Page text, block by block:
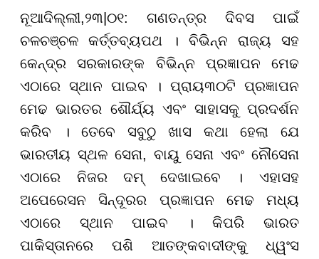
ନୂଆଦିଲ୍ଲୀ,୨୩|୦୧: ଗଣତନ୍ତ୍ର ଦିବସ ପାଇଁ
ଚଳଚଞ୍ଚଳ କର୍ତ୍ତବ୍ୟପଥ । ବିଭିନ୍ନ ରାଜ୍ୟ ସହ
କେନ୍ଦ୍ର ସରକାରଙ୍କ ବିଭିନ୍ନ ପ୍ରଜ୍ଞାପନ ମେଢ
ଏଠାରେ ସ୍ଥାନ ପାଇବ । ପ୍ରାୟ୩୦ଟି ପ୍ରଜ୍ଞାପନ
ମେଢ ଭାରତର ଶୌର୍ଯ୍ୟ ଏବଂ ସାହାସକୁ ପ୍ରଦର୍ଶନ
କରିବ । ତେବେ ସବୁଠୁ ଖାସ କଥା ହେଲା ଯେ
ଭାରତୀୟ ସ୍ଥଳ ସେନା, ବାୟୁ ସେନା ଏବଂ ନୌସେନା
ଏଠାରେ ନିଜର ଦମ୍ ଦେଖାଇବେ । ଏହାସହ
ଅପେରେସନ ସିନ୍ଦୂରର ପ୍ରଜ୍ଞାପନ ମେଢ ମଧ୍ୟ
ଏଠାରେ ସ୍ଥାନ ପାଇବ । କିପରି ଭାରତ
ପାକିସ୍ତାନରେ ପଶି ଆତଙ୍କବାଦୀଙ୍କୁ ଧ୍ୱଂସ